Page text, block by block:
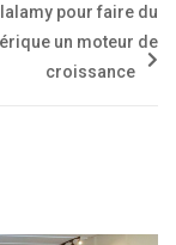
pour faire du
un moteur de
croissance